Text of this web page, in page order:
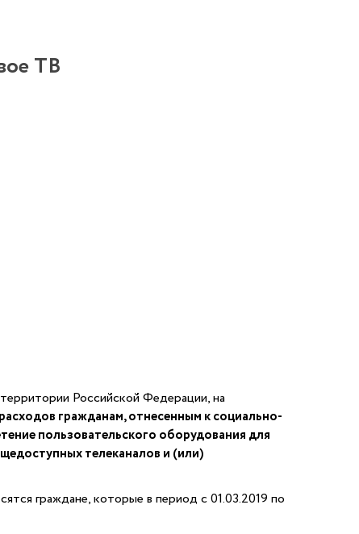
ТВ
Российской Федерации, на
гражданам, отнесенным к социально-
пользовательского оборудования для
телеканалов и (или)
граждане, которые в период с 01.03.2019 по